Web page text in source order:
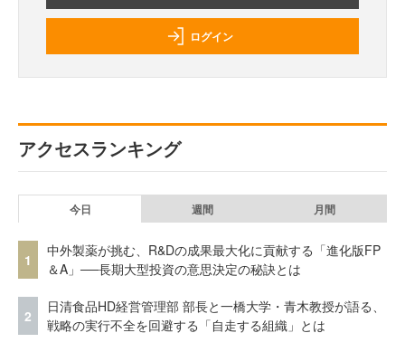
ログイン
アクセスランキング
今日 週間 月間
1
中外製薬が挑む、R&Dの成果最大化に貢献する「進化版FP
＆A」──長期大型投資の意思決定の秘訣とは
2
日清食品HD経営管理部 部長と一橋大学・青木教授が語る、
戦略の実行不全を回避する「自走する組織」とは